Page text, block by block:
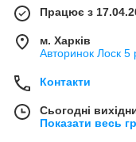
Працює з
м. Харків
Авторинок Лоск 5
Контакти
Сьогодні
Показати весь